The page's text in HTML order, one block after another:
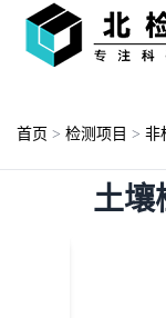
首页 > 检测项目 > 非
土壤